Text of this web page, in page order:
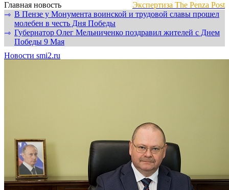
Главная новость
Экспертиза The Penza Post
⇾ В Пензе у Монумента воинской и трудовой славы прошел
молебен в честь Дня Победы
⇾ Губернатор Олег Мельниченко поздравил жителей с Днем
Победы 9 Мая
Новости smi2.ru